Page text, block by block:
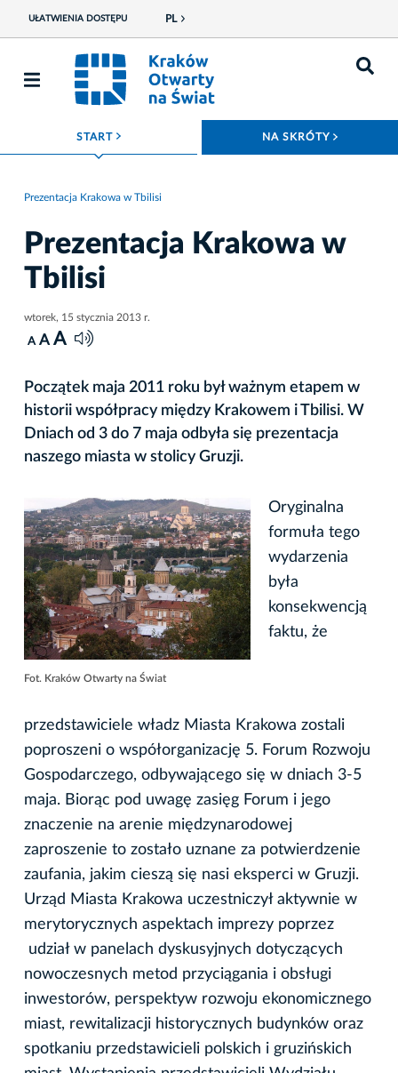
UŁATWIENIA DOSTĘPU PL
START ROZWIŃ MENU NA SKRÓTY
Prezentacja Krakowa w Tbilisi
Prezentacja Krakowa w
Tbilisi
wtorek, 15 stycznia 2013 r.
A A A
Początek maja 2011 roku był ważnym etapem w
historii współpracy między Krakowem i Tbilisi. W
Dniach od 3 do 7 maja odbyła się prezentacja
naszego miasta w stolicy Gruzji.
Fot. Kraków Otwarty na Świat
Oryginalna
formuła tego
wydarzenia
była
konsekwencją
faktu, że
przedstawiciele władz Miasta Krakowa zostali
poproszeni o współorganizację 5. Forum Rozwoju
Gospodarczego, odbywającego się w dniach 3-5
maja. Biorąc pod uwagę zasięg Forum i jego
znaczenie na arenie międzynarodowej
zaproszenie to zostało uznane za potwierdzenie
zaufania, jakim cieszą się nasi eksperci w Gruzji.
Urząd Miasta Krakowa uczestniczył aktywnie w
merytorycznych aspektach imprezy poprzez
udział w panelach dyskusyjnych dotyczących
nowoczesnych metod przyciągania i obsługi
inwestorów, perspektyw rozwoju ekonomicznego
miast, rewitalizacji historycznych budynków oraz
spotkaniu przedstawicieli polskich i gruzińskich